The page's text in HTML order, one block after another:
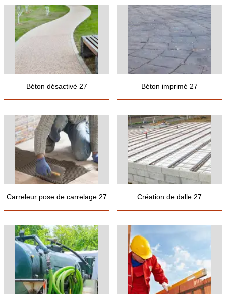
Béton désactivé 27 Béton imprimé 27
Carreleur pose de carrelage 27 Création de dalle 27